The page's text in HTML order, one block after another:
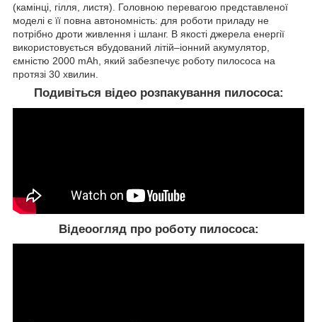
(камінці, гілля, листя). Головною перевагою представленої
моделі є її повна автономність: для роботи приладу не
потрібно дроти живлення і шланг. В якості джерела енергії
використовується вбудований літій–іонний акумулятор,
ємністю 2000 mAh, який забезпечує роботу пилососа на
протязі 30 хвилин.
Подивіться відео розпакування пилососа:
Відеоогляд про роботу пилососа: